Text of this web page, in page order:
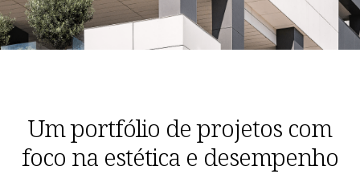
Um portfólio de projetos com
foco na estética e desempenho